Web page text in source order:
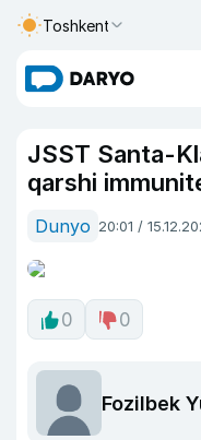
Toshkent
JSST Santa-
qarshi
Dunyo 20:01 /
0 0
Fozilbek